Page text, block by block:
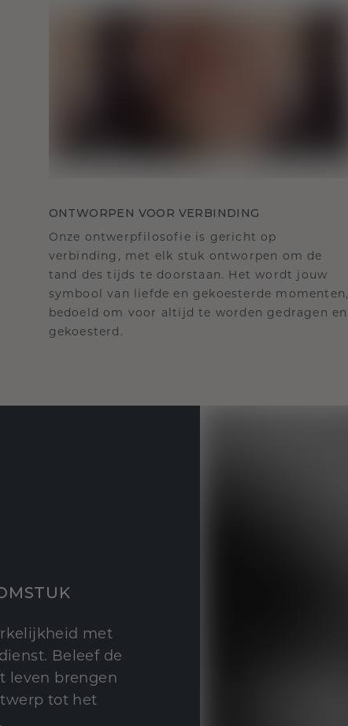
ONTWORPEN VOOR VERBINDING
Onze ontwerpfilosofie is gericht op
verbinding, met elk stuk ontworpen om de
tand des tijds te doorstaan. Het wordt jouw
symbool van liefde en gekoesterde momenten,
bedoeld om voor altijd te worden gedragen en
gekoesterd.
met
Beleef de
leven brengen
tot het